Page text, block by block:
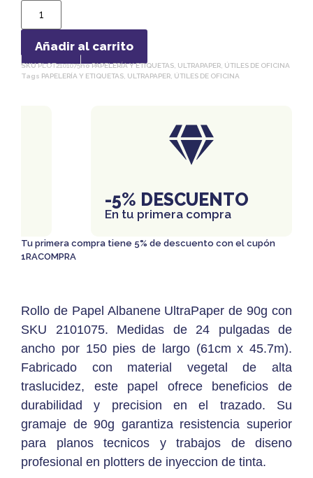
Rollo de Papel Albanene UltraPaper de 90g con
SKU 2101075. Medidas de 24 pulgadas de
ancho por 150 pies de largo (61cm x 45.7m).
Fabricado con material vegetal de alta
traslucidez, este papel ofrece beneficios de
durabilidad y precision en el trazado. Su
gramaje de 90g garantiza resistencia superior
para planos tecnicos y trabajos de diseno
profesional en plotters de inyeccion de tinta.
Añadir al carrito
SKUPLOT2101075noPAPELERÍA Y ETIQUETAS, ULTRAPAPER, ÚTILES DE OFICINA
Tags PAPELERÍA Y ETIQUETAS, ULTRAPAPER, ÚTILES DE OFICINA
-5% DESCUENTO
En tu primera compra
Tu primera compra tiene 5% de descuento con el cupón
1RACOMPRA